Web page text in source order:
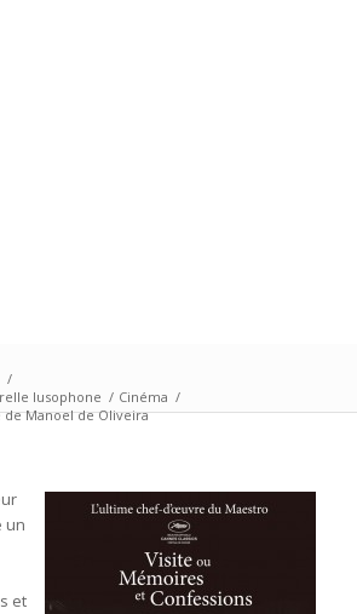
/
lusophone / Cinéma /
Manoel de Oliveira
un
et